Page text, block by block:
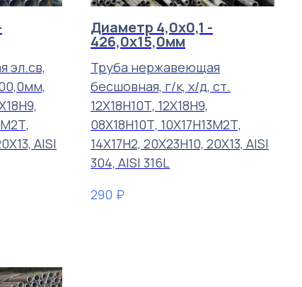
эл.св,
AISI
Диаметр 4,0х0,1 -
426,0х15,0мм
Труба нержавеющая
бесшовная, г/к, х/д, ст.
12Х18Н10Т, 12Х18Н9,
08Х18Н10Т, 10Х17Н13М2Т,
14Х17Н2, 20Х23Н10, 20Х13, AISI
304, AISI 316L
290 ₽